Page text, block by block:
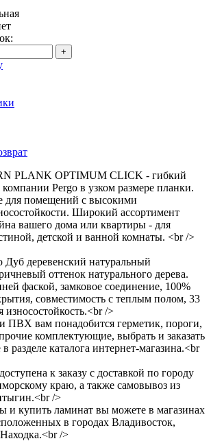
+
PLANK OPTIMUM CLICK - гибкий
Pergo в узком размере планки.
для помещений с высокими
Широкий ассортимент
вашего дома или квартиры - для
детской и ванной комнаты. <br />
деревенский натуральный
оттенок натурального дерева.
фаской, замковое соединение, 100%
совместимость с теплым полом, 33
/>
ПВХ вам понадобится герметик, пороги,
комплектующие, выбрать и заказать
разделе каталога интернет-магазина.<br
к заказу с доставкой по городу
краю, а также самовывоз из
/>
и купить ламинат вы можете в магазинах
в городах Владивосток,
/>